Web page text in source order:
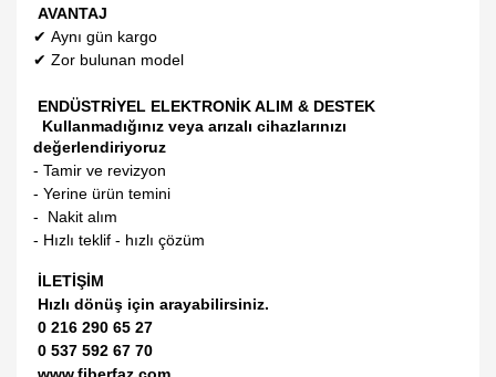
AVANTAJ
✔ Aynı gün kargo
✔ Zor bulunan model
ENDÜSTRİYEL ELEKTRONİK ALIM & DESTEK
Kullanmadığınız veya arızalı cihazlarınızı
değerlendiriyoruz
- Tamir ve revizyon
- Yerine ürün temini
- Nakit alım
- Hızlı teklif - hızlı çözüm
İLETİŞİM
Hızlı dönüş için arayabilirsiniz.
0 216 290 65 27
0 537 592 67 70